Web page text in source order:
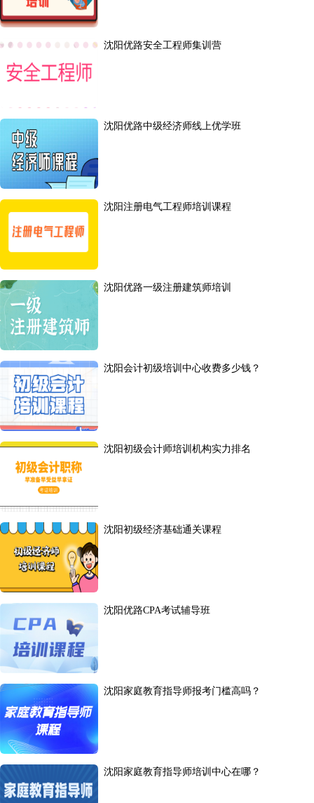
沈阳优路安全工程师集训营
沈阳优路中级经济师线上优学班
沈阳注册电气工程师培训课程
沈阳优路一级注册建筑师培训
沈阳会计初级培训中心收费多少钱？
沈阳初级会计师培训机构实力排名
沈阳初级经济基础通关课程
沈阳优路CPA考试辅导班
沈阳家庭教育指导师报考门槛高吗？
沈阳家庭教育指导师培训中心在哪？